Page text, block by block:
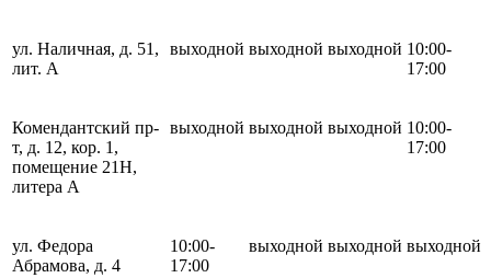
ул. Наличная, д. 51,
лит. А
выходной выходной выходной 10:00-
17:00
Комендантский пр-
т, д. 12, кор. 1,
помещение 21Н,
литера А
выходной выходной выходной 10:00-
17:00
ул. Федора
Абрамова, д. 4
10:00-
17:00
выходной выходной выходной